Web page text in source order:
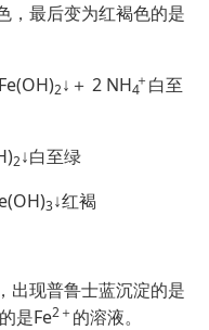
，最后变为红褐色的是
2↓＋ 2 NH4
白至
2↓白至绿
3↓红褐
出现普鲁士蓝沉淀的是
是Fe2＋ 的溶液。